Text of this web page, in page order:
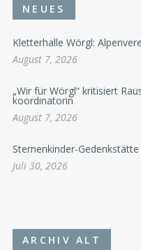
NEUES
Kletterhalle Wörgl:
August 7, 2026
„Wir für Wörgl“ kritisiert
koordinatorin
August 7, 2026
Sternenkinder-
Juli 30, 2026
ARCHIV ALT